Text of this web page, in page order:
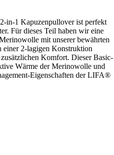
1 Kapuzenpullover ist perfekt
Für dieses Teil haben wir eine
mit unserer bewährten
2-lagigen Konstruktion
Komfort. Dieser Basic-
Wärme der Merinowolle und
Eigenschaften der LIFA®